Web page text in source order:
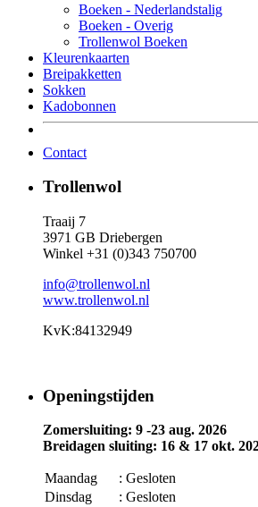
Boeken - Nederlandstalig
Boeken - Overig
Trollenwol Boeken
Kleurenkaarten
Breipakketten
Sokken
Kadobonnen
Contact
Trollenwol
Traaij 7
3971 GB Driebergen
Winkel +31 (0)343 750700
info@trollenwol.nl
www.trollenwol.nl
KvK:84132949
Openingstijden
Zomersluiting: 9 -23 aug. 2026
Breidagen sluiting: 16 & 17 okt.
Maandag
: Gesloten
Dinsdag
: Gesloten